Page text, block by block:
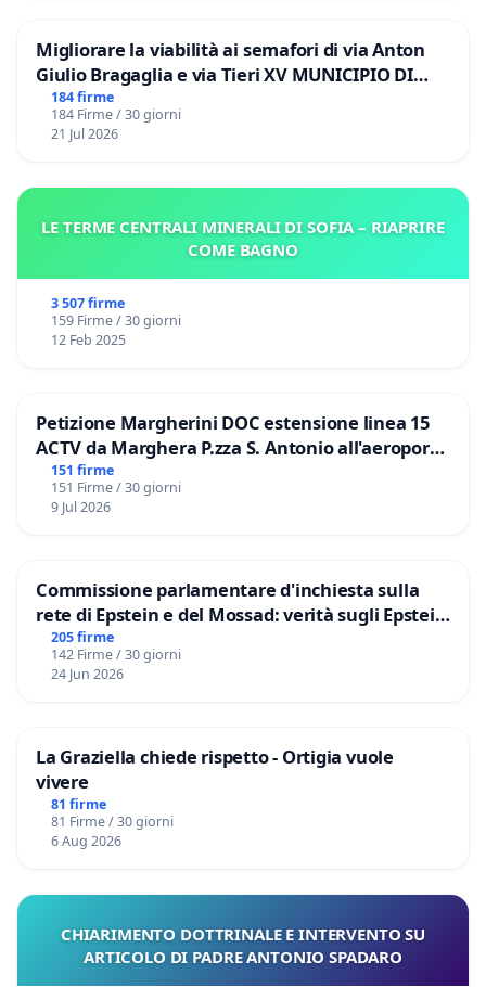
Migliorare la viabilità ai semafori di via Anton
Giulio Bragaglia e via Tieri XV MUNICIPIO DI
ROMA
184 firme
184 Firme / 30 giorni
21 Jul 2026
LE TERME CENTRALI MINERALI DI SOFIA – RIAPRIRE
COME BAGNO
3 507 firme
159 Firme / 30 giorni
12 Feb 2025
Petizione Margherini DOC estensione linea 15
ACTV da Marghera P.zza S. Antonio all'aeroporto
Marco Polo tariffa a € 1,50
151 firme
151 Firme / 30 giorni
9 Jul 2026
Commissione parlamentare d'inchiesta sulla
rete di Epstein e del Mossad: verità sugli Epstein
Files
205 firme
142 Firme / 30 giorni
24 Jun 2026
La Graziella chiede rispetto - Ortigia vuole
vivere
81 firme
81 Firme / 30 giorni
6 Aug 2026
CHIARIMENTO DOTTRINALE E INTERVENTO SU
ARTICOLO DI PADRE ANTONIO SPADARO